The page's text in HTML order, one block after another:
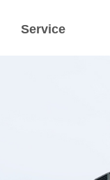
Service